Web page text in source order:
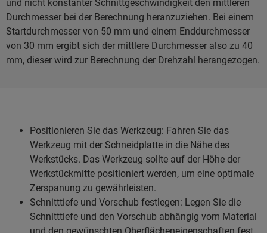
und nicht konstanter Schnittgeschwindigkeit den mittleren
Durchmesser bei der Berechnung heranzuziehen. Bei einem
Startdurchmesser von 50 mm und einem Enddurchmesser
von 30 mm ergibt sich der mittlere Durchmesser also zu 40
mm, dieser wird zur Berechnung der Drehzahl herangezogen.
Positionieren Sie das Werkzeug: Fahren Sie das
Werkzeug mit der Schneidplatte in die Nähe des
Werkstücks. Das Werkzeug sollte auf der Höhe der
Werkstückmitte positioniert werden, um eine optimale
Zerspanung zu gewährleisten.
Schnitttiefe und Vorschub festlegen: Legen Sie die
Schnitttiefe und den Vorschub abhängig vom Material